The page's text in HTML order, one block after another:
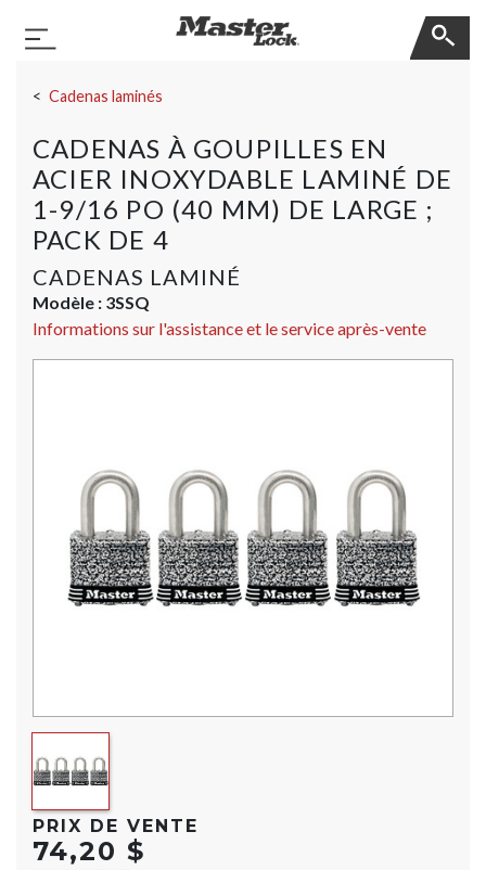
Basculer la navigation
Cadenas laminés
CADENAS À GOUPILLES EN
ACIER INOXYDABLE LAMINÉ DE
1-9/16 PO (40 MM) DE LARGE ;
PACK DE 4
CADENAS LAMINÉ
Modèle : 3SSQ
Informations sur l'assistance et le service après-vente
PRIX DE VENTE
74,20 $